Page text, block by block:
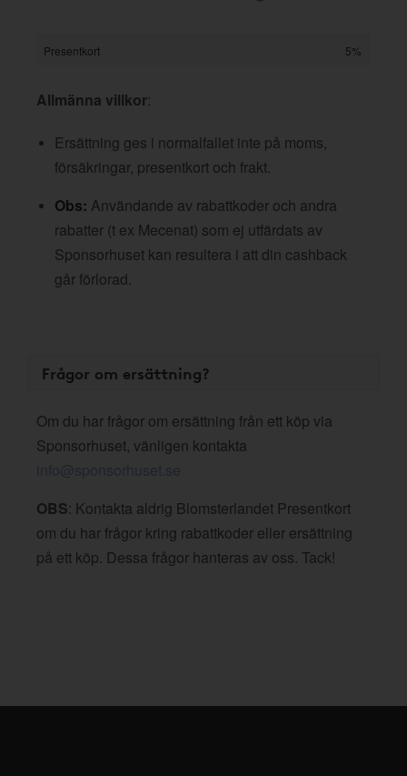
Presentkort 5%
Allmänna villkor:
Ersättning ges i normalfallet inte på moms,
försäkringar, presentkort och frakt.
Obs: Användande av rabattkoder och andra
rabatter (t ex Mecenat) som ej utfärdats av
Sponsorhuset kan resultera i att din cashback
går förlorad.
Frågor om ersättning?
Om du har frågor om ersättning från ett köp via
Sponsorhuset, vänligen kontakta
info@sponsorhuset.se
OBS: Kontakta aldrig Blomsterlandet Presentkort
om du har frågor kring rabattkoder eller ersättning
på ett köp. Dessa frågor hanteras av oss. Tack!